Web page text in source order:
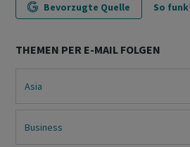
Bevorzugte Quelle So
THEMEN PER E-MAIL FOLGEN
Asia
Business